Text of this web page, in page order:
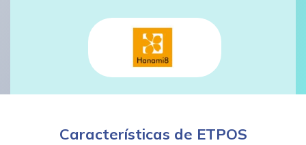
Características de ETPOS